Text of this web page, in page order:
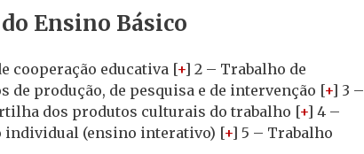
Ensino Básico
cooperação educativa [+] 2 – Trabalho de
produção, de pesquisa e de intervenção [+] 3 –
dos produtos culturais do trabalho [+] 4 –
individual (ensino interativo) [+] 5 – Trabalho